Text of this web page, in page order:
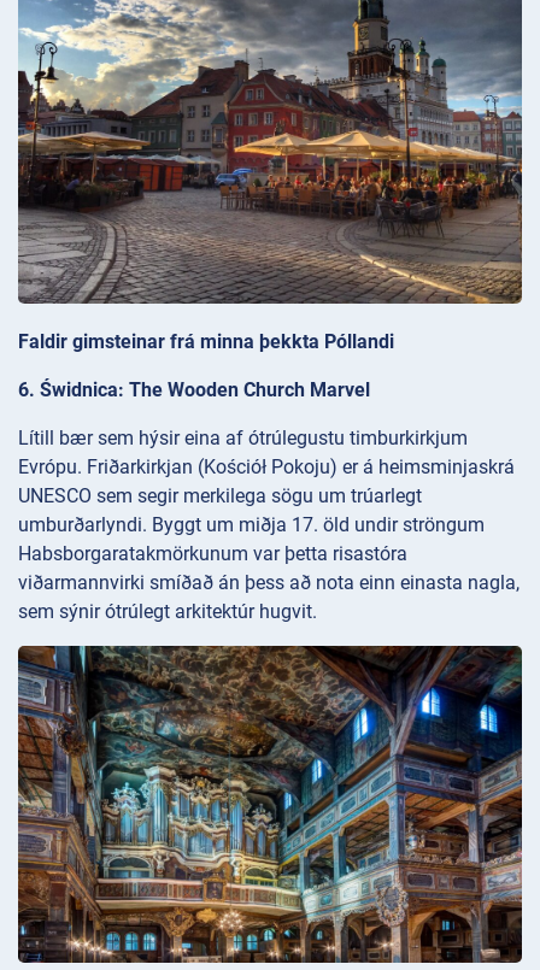
Faldir gimsteinar frá minna þekkta Póllandi
6. Świdnica: The Wooden Church Marvel
Lítill bær sem hýsir eina af ótrúlegustu timburkirkjum
Evrópu. Friðarkirkjan (Kościół Pokoju) er á heimsminjaskrá
UNESCO sem segir merkilega sögu um trúarlegt
umburðarlyndi. Byggt um miðja 17. öld undir ströngum
Habsborgaratakmörkunum var þetta risastóra
viðarmannvirki smíðað án þess að nota einn einasta nagla,
sem sýnir ótrúlegt arkitektúr hugvit.